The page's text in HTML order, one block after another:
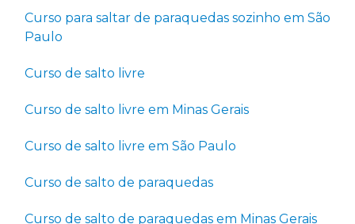
Curso para saltar de paraquedas sozinho em São
Paulo
Curso de salto livre
Curso de salto livre em Minas Gerais
Curso de salto livre em São Paulo
Curso de salto de paraquedas
Curso de salto de paraquedas em Minas Gerais